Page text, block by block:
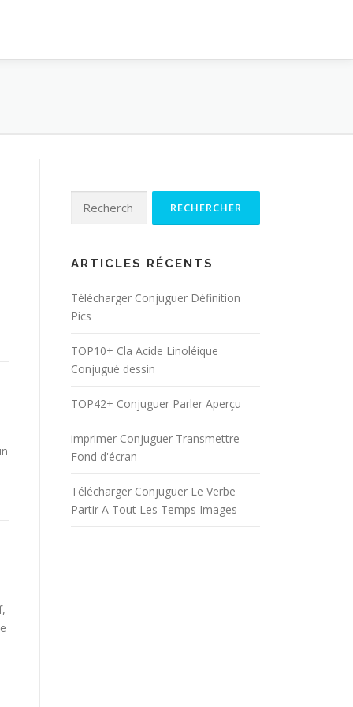
Rechercher :
ARTICLES RÉCENTS
Télécharger Conjuguer Définition
Pics
TOP10+ Cla Acide Linoléique
Conjugué dessin
TOP42+ Conjuguer Parler Aperçu
imprimer Conjuguer Transmettre
Fond d'écran
Télécharger Conjuguer Le Verbe
Partir A Tout Les Temps Images